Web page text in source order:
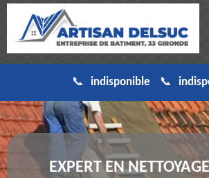
indisponible
EXPERT EN